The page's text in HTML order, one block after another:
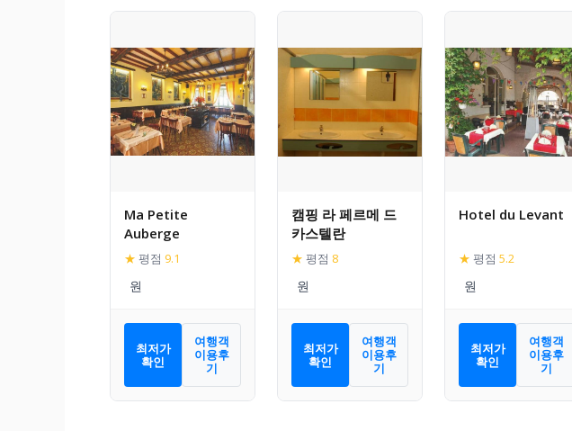
Ma Petite
Auberge
★ 평점 9.1
최저가
확인
여행객
이용후
기
캠핑 라 페르메 드
카스텔란
★ 평점 8
최저가
확인
여행객
이용후
기
Hotel du Levant
★ 평점 5.2
최저가
확인
여행객
이용후
기